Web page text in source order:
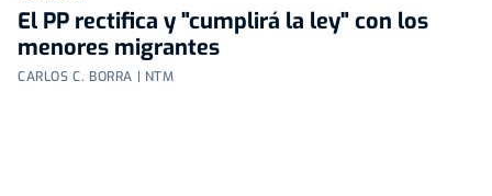
El PP rectifica y "cumplirá la ley" con los
menores migrantes
CARLOS C. BORRA | NTM